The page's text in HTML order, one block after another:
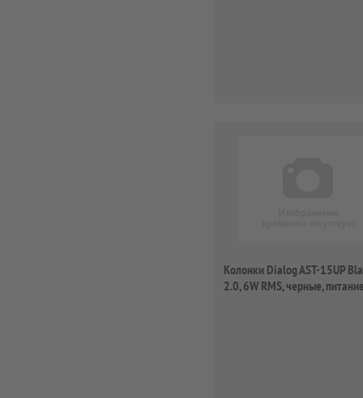
Колонки Dialog AST-15UP
2.0, 6W RMS, черные,